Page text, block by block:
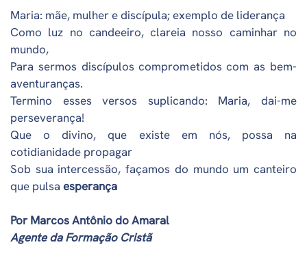
Maria: mãe, mulher e discípula; exemplo de liderança
Como luz no candeeiro, clareia nosso caminhar no
mundo,
Para sermos discípulos comprometidos com as bem-
aventuranças.
Termino esses versos suplicando: Maria, dai-me
perseverança!
Que o divino, que existe em nós, possa na
cotidianidade propagar
Sob sua intercessão, façamos do mundo um canteiro
que pulsa esperança
Por Marcos Antônio do Amaral
Agente da Formação Cristã